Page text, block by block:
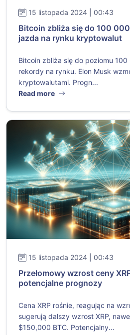
15 listopada 2024 | 00:43
Bitcoin zbliża się do 100
jazda na rynku kryptowalut
Bitcoin zbliża się do poziomu
rekordy na rynku. Elon Musk
kryptowalutami. Progn...
Read more
15 listopada 2024 | 00:43
Przełomowy wzrost ceny
potencjalne prognozy
Cena XRP rośnie, reagując na
sugerują dalszy wzrost XRP,
$150,000 BTC. Potencjalny...